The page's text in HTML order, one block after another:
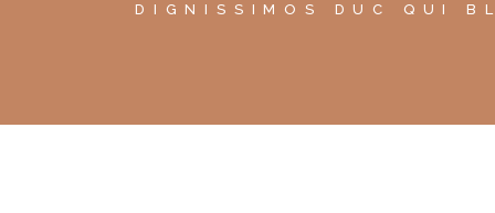
DIGNISSIMOS DUC QUI